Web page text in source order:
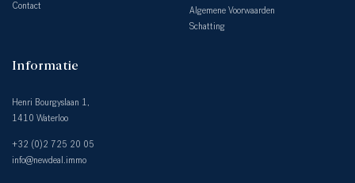
Contact
Algemene Voorwaarden
Schatting
Informatie
Henri Bourgyslaan 1,
1410 Waterloo
+32 (0)2 725 20 05
info@newdeal.immo